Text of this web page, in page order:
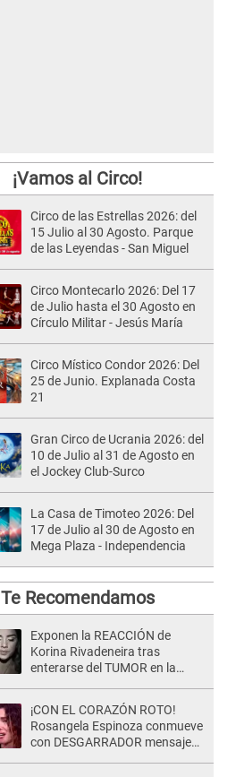
¡Vamos al Circo!
Circo de las Estrellas 2026: del
15 Julio al 30 Agosto. Parque
de las Leyendas - San Miguel
Circo Montecarlo 2026: Del 17
de Julio hasta el 30 Agosto en
Círculo Militar - Jesús María
Circo Místico Condor 2026: Del
25 de Junio. Explanada Costa
21
Gran Circo de Ucrania 2026: del
10 de Julio al 31 de Agosto en
el Jockey Club-Surco
La Casa de Timoteo 2026: Del
17 de Julio al 30 de Agosto en
Mega Plaza - Independencia
Te Recomendamos
Exponen la REACCIÓN de
Korina Rivadeneira tras
enterarse del TUMOR en la
¡CON EL CORAZÓN ROTO!
Rosangela Espinoza conmueve
con DESGARRADOR mensaje